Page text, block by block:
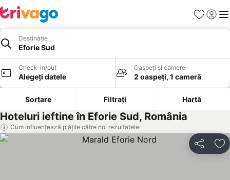
Favorite
Destinație
Eforie Sud
Check-in/out
Alegeți datele
Oaspeți și camere
2 oaspeți, 1 cameră
Sortare Filtrați Hartă
Hoteluri ieftine în Eforie Sud, România
Cum influențează plățile către noi rezultatele
Distribuiți